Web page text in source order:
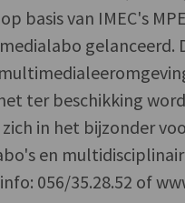
basis van IMEC's
gelanceerd.
ter beschikking
in het bijzonder
en
056/35.28.52 of